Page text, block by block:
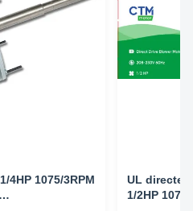
4HP 1075/3RPM
UL directe
1/2HP